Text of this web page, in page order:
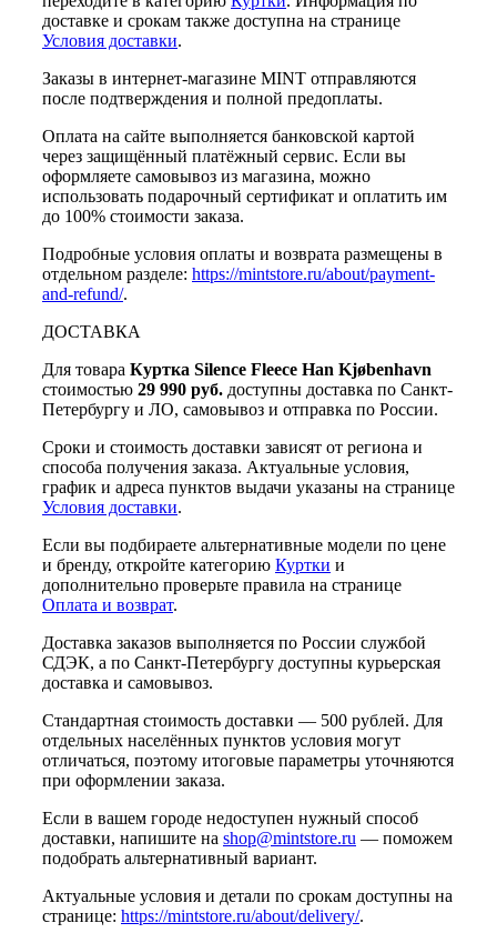
доставке и срокам также доступна на странице
Условия доставки.
Заказы в интернет-магазине MINT отправляются
после подтверждения и полной предоплаты.
Оплата на сайте выполняется банковской картой
через защищённый платёжный сервис. Если вы
оформляете самовывоз из магазина, можно
использовать подарочный сертификат и оплатить им
до 100% стоимости заказа.
Подробные условия оплаты и возврата размещены в
отдельном разделе: https://mintstore.ru/about/payment-
and-refund/.
ДОСТАВКА
Для товара Куртка Silence Fleece Han Kjøbenhavn
стоимостью 29 990 руб. доступны доставка по Санкт-
Петербургу и ЛО, самовывоз и отправка по России.
Сроки и стоимость доставки зависят от региона и
способа получения заказа. Актуальные условия,
график и адреса пунктов выдачи указаны на странице
Условия доставки.
Если вы подбираете альтернативные модели по цене
и бренду, откройте категорию Куртки и
дополнительно проверьте правила на странице
Оплата и возврат.
Доставка заказов выполняется по России службой
СДЭК, а по Санкт-Петербургу доступны курьерская
доставка и самовывоз.
Стандартная стоимость доставки — 500 рублей. Для
отдельных населённых пунктов условия могут
отличаться, поэтому итоговые параметры уточняются
при оформлении заказа.
Если в вашем городе недоступен нужный способ
доставки, напишите на shop@mintstore.ru — поможем
подобрать альтернативный вариант.
Актуальные условия и детали по срокам доступны на
странице: https://mintstore.ru/about/delivery/.